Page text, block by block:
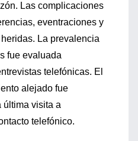
Las complicaciones
eventraciones y
La prevalencia
fue evaluada
telefónicas. El
alejado fue
última visita a
telefónico.